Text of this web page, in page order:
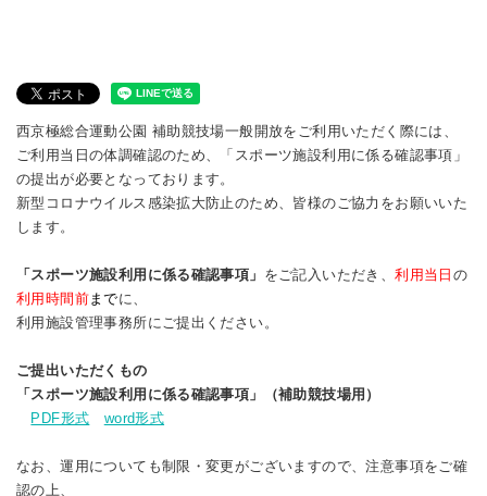
西京極総合運動公園 補助競技場一般開放をご利用いただく際には、
ご利用当日の体調確認のため、
「スポーツ施設利用に係る確認事項」
の提出が必要となっております。
新型コロナウイルス感染拡大防止のため、皆様のご協力をお願いいた
します。
「スポーツ施設利用に係る確認事項」 をご記入いただき、利用当日 の
利用時間前までに、
利用施設管理事務所にご提出ください。
ご提出いただくもの
「スポーツ施設利用に係る確認事項」（補助競技場用）
PDF形式
word形式
なお、運用についても制限・変更がございますので、注意事項をご確
認の上、